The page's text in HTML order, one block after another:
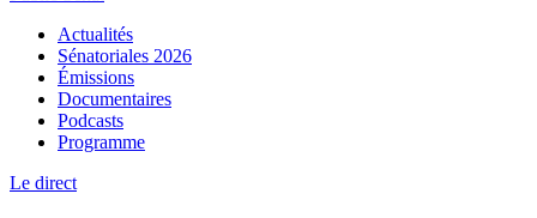
Actualités
Sénatoriales 2026
Émissions
Documentaires
Podcasts
Programme
Le direct